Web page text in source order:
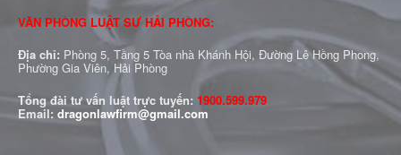
VĂN PHÒNG LUẬT SƯ HẢI PHÒNG:
Địa chỉ: Phòng 5, Tầng 5 Tòa nhà Khánh Hội, Đường Lê Hồng Phong,
Phường Gia Viên, Hải Phòng
Tổng đài tư vấn luật trực tuyến: 1900.599.979
Email: dragonlawfirm@gmail.com